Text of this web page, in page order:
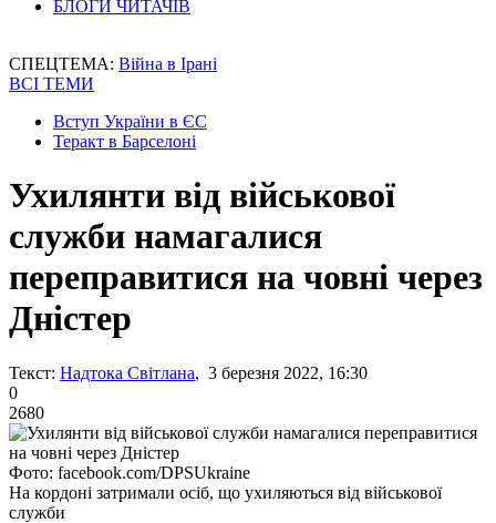
БЛОГИ ЧИТАЧІВ
СПЕЦТЕМА: Війна в Ірані
ВСІ ТЕМИ
Вступ України в ЄС
Теракт в Барселоні
Ухилянти від військової
служби намагалися
переправитися на човні через
Дністер
Текст: Надтока Світлана, 3 березня 2022, 16:30
0
2680
Фото: facebook.com/DPSUkraine
На кордоні затримали осіб, що ухиляються від військової
служби